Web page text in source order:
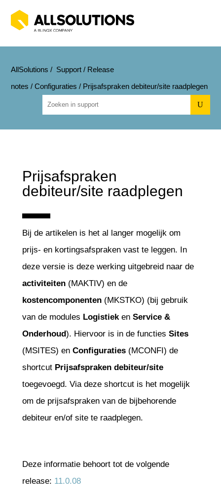
AllSolutions / Support/ Release
notes /Configuraties / Prijsafspraken debiteur/site raadplegen
U
Prijsafspraken
debiteur/site raadplegen
Bij de artikelen is het al langer mogelijk om
prijs- en kortingsafspraken vast te leggen. In
deze versie is deze werking uitgebreid naar de
activiteiten (MAKTIV) en de
kostencomponenten (MKSTKO) (bij gebruik
van de modules Logistiek en Service &
Onderhoud). Hiervoor is in de functies Sites
(MSITES) en Configuraties (MCONFI) de
shortcut Prijsafspraken debiteur/site
toegevoegd. Via deze shortcut is het mogelijk
om de prijsafspraken van de bijbehorende
debiteur en/of site te raadplegen.
Deze informatie behoort tot de volgende
release: 11.0.08